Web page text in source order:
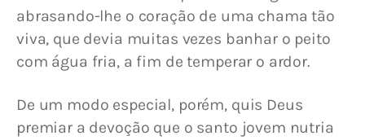
abrasando-lhe o coração de uma chama tão
viva, que devia muitas vezes banhar o peito
com água fria, a fim de temperar o ardor.
De um modo especial, porém, quis Deus
premiar a devoção que o santo jovem nutria